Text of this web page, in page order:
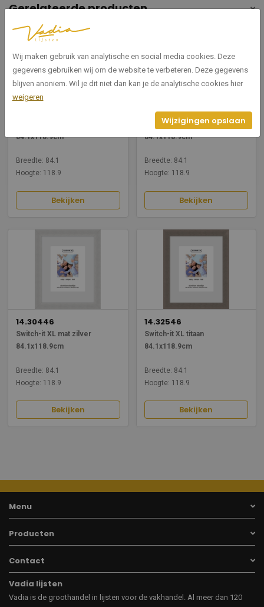
Gerelateerde producten
84.1x118.9cm
Breedte: 84.1
Hoogte: 118.9
Bekijken
14.12146
Switch-it S mat zwart
84.1x118.9cm
Breedte: 84.1
Hoogte: 118.9
Bekijken
14.30446
Switch-it XL mat zilver
84.1x118.9cm
Breedte: 84.1
Hoogte: 118.9
Bekijken
14.32546
Switch-it XL titaan
84.1x118.9cm
Breedte: 84.1
Hoogte: 118.9
Bekijken
Menu
Producten
Contact
Vadia lijsten
Vadia is de groothandel in lijsten voor de vakhandel. Al meer dan 120
Wij maken gebruik van analytische en social media cookies. Deze
gegevens gebruiken wij om de website te verbeteren. Deze gegevens
blijven anoniem. Wil je dit niet dan kan je de analytische cookies hier
weigeren
Wijzigingen opslaan